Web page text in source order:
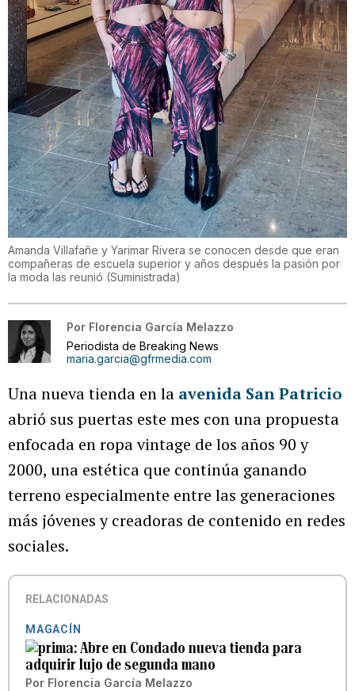
Amanda Villafañe y Yarimar Rivera se conocen desde que eran
compañeras de escuela superior y años después la pasión por
la moda las reunió (Suministrada)
Por Florencia García Melazzo
Periodista de Breaking News
maria.garcia@gfrmedia.com
Una nueva tienda en la avenida San Patricio
abrió sus puertas este mes con una propuesta
enfocada en ropa vintage de los años 90 y
2000, una estética que continúa ganando
terreno especialmente entre las generaciones
más jóvenes y creadoras de contenido en redes
sociales.
RELACIONADAS
MAGACÍN
Abre en Condado nueva tienda para
adquirir lujo de segunda mano
Por Florencia García Melazzo